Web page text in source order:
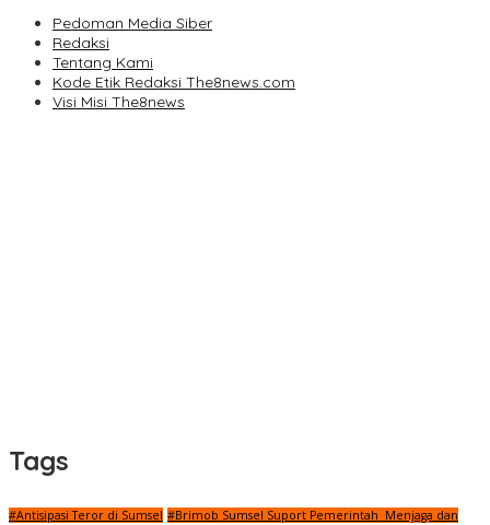
Pedoman Media Siber
Redaksi
Tentang Kami
Kode Etik Redaksi The8news.com
Visi Misi The8news
Tags
#Antisipasi Teror di Sumsel #Brimob Sumsel Suport Pemerintah Menjaga dan